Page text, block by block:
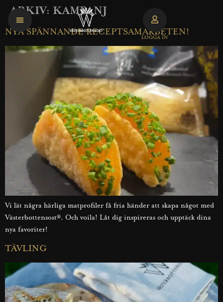
LOGGA IN
ARKIV: KAMPANJ
NYA SPÄNNANDE RECEPTSAMARBETEN!
Vi lät några härliga matprofiler få fria händer att skapa något med
Västerbottensost®. Och voila! Låt dig inspireras och upptäck dina
nya favoriter!
TÄVLING